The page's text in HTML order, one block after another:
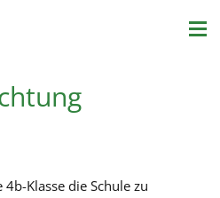
Klasse die Schule zu